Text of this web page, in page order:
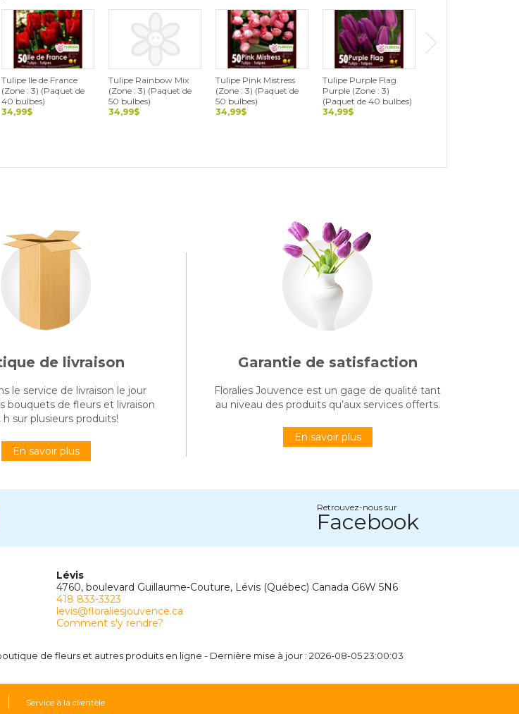
Tulipe Ile de France
(Zone : 3) (Paquet de
40 bulbes)
34,99$
Tulipe Rainbow Mix
(Zone : 3) (Paquet de
50 bulbes)
34,99$
Tulipe Pink Mistress
(Zone : 3) (Paquet de
50 bulbes)
34,99$
Tulipe Purple Flag
Purple (Zone : 3)
(Paquet de 40 bulbes)
34,99$
de livraison
le service de livraison le jour
bouquets de fleurs et livraison
h sur plusieurs produits!
En savoir plus
Garantie de satisfaction
Floralies Jouvence est un gage de qualité tant
au niveau des produits qu’aux services offerts.
En savoir plus
Retrouvez-nous sur
Facebook
Lévis
4760, boulevard Guillaume-Couture, Lévis (Québec) Canada G6W 5N6
418 833-3323
levis@floraliesjouvence.ca
Comment s'y rendre?
de fleurs et autres produits en ligne - Dernière mise à jour : 2026-08-05 23:00:03
Service à la clientèle